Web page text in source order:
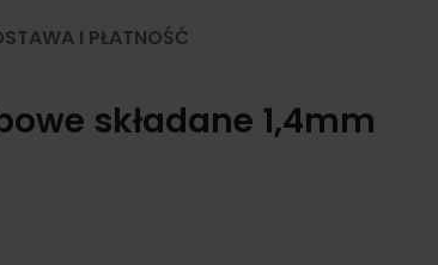
I PŁATNOŚĆ
składane 1,4mm